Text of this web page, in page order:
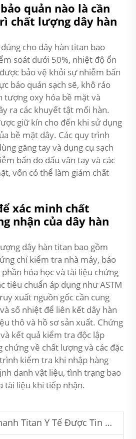
quản nào là cần
chất lượng dây hàn
cho dây hàn titan bao
soát dưới 50%, nhiệt độ ổn
bảo vệ khỏi sự nhiễm bẩn
bảo quản sạch sẽ, khô ráo
tượng oxy hóa bề mặt và
ra các khuyết tật mối hàn.
giữ kín cho đến khi sử dụng
bề mặt dây. Các quy trình
găng tay và dụng cụ sạch
bẩn do dấu vân tay và các
vốn có thể làm giảm chất
xác minh chất
nhận của dây hàn
dây hàn titan bao gồm
chỉ kiểm tra nhà máy, báo
hóa học và tài liệu chứng
tiêu chuẩn áp dụng như ASTM
xuất nguồn gốc cần cung
số nhiệt để liên kết dây hàn
thô và hồ sơ sản xuất. Chứng
kết quả kiểm tra độc lập
chứng về chất lượng và các đặc
kiểm tra khi nhập hàng
danh vật liệu, tình trạng bao
tài liệu khi tiếp nhận.
Tế Được Tin Cậy Trong Các Thủ Thuật Chỉnh Hình?